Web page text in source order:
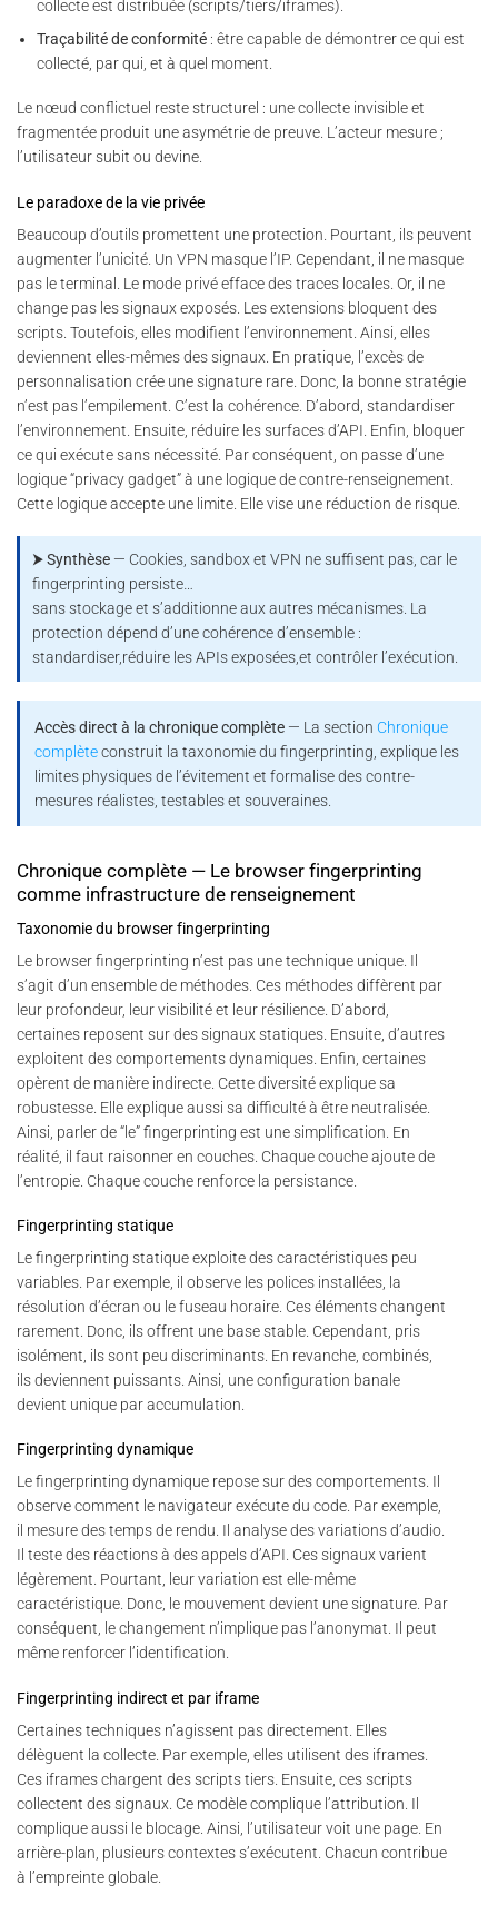
collecte est distribuée (scripts/tiers/iframes).
Traçabilité de conformité : être capable de démontrer ce qui est
collecté, par qui, et à quel moment.
Le nœud conflictuel reste structurel : une collecte invisible et
fragmentée produit une asymétrie de preuve. L’acteur mesure ;
l’utilisateur subit ou devine.
Le paradoxe de la vie privée
Beaucoup d’outils promettent une protection. Pourtant, ils peuvent
augmenter l’unicité. Un VPN masque l’IP. Cependant, il ne masque
pas le terminal. Le mode privé efface des traces locales. Or, il ne
change pas les signaux exposés. Les extensions bloquent des
scripts. Toutefois, elles modifient l’environnement. Ainsi, elles
deviennent elles-mêmes des signaux. En pratique, l’excès de
personnalisation crée une signature rare. Donc, la bonne stratégie
n’est pas l’empilement. C’est la cohérence. D’abord, standardiser
l’environnement. Ensuite, réduire les surfaces d’API. Enfin, bloquer
ce qui exécute sans nécessité. Par conséquent, on passe d’une
logique “privacy gadget” à une logique de contre-renseignement.
Cette logique accepte une limite. Elle vise une réduction de risque.
⮞ Synthèse— Cookies, sandbox et VPN ne suffisent pas, car le
fingerprinting persiste…
sans stockage et s’additionne aux autres mécanismes. La
protection dépend d’une cohérence d’ensemble :
standardiser,réduire les APIs exposées,et contrôler l’exécution.
Accès direct à la chronique complète— La section Chronique
complèteconstruit la taxonomie du fingerprinting, explique les
limites physiques de l’évitement et formalise des contre-
mesures réalistes, testables et souveraines.
Chronique complète — Le browser fingerprinting
comme infrastructure de renseignement
Taxonomie du browser fingerprinting
Le browser fingerprinting n’est pas une technique unique. Il
s’agit d’un ensemble de méthodes. Ces méthodes diffèrent par
leur profondeur, leur visibilité et leur résilience. D’abord,
certaines reposent sur des signaux statiques. Ensuite, d’autres
exploitent des comportements dynamiques. Enfin, certaines
opèrent de manière indirecte. Cette diversité explique sa
robustesse. Elle explique aussi sa difficulté à être neutralisée.
Ainsi, parler de “le” fingerprinting est une simplification. En
réalité, il faut raisonner en couches. Chaque couche ajoute de
l’entropie. Chaque couche renforce la persistance.
Fingerprinting statique
Le fingerprinting statique exploite des caractéristiques peu
variables. Par exemple, il observe les polices installées, la
résolution d’écran ou le fuseau horaire. Ces éléments changent
rarement. Donc, ils offrent une base stable. Cependant, pris
isolément, ils sont peu discriminants. En revanche, combinés,
ils deviennent puissants. Ainsi, une configuration banale
devient unique par accumulation.
Fingerprinting dynamique
Le fingerprinting dynamique repose sur des comportements. Il
observe comment le navigateur exécute du code. Par exemple,
il mesure des temps de rendu. Il analyse des variations d’audio.
Il teste des réactions à des appels d’API. Ces signaux varient
légèrement. Pourtant, leur variation est elle-même
caractéristique. Donc, le mouvement devient une signature. Par
conséquent, le changement n’implique pas l’anonymat. Il peut
même renforcer l’identification.
Fingerprinting indirect et par iframe
Certaines techniques n’agissent pas directement. Elles
délèguent la collecte. Par exemple, elles utilisent des iframes.
Ces iframes chargent des scripts tiers. Ensuite, ces scripts
collectent des signaux. Ce modèle complique l’attribution. Il
complique aussi le blocage. Ainsi, l’utilisateur voit une page. En
arrière-plan, plusieurs contextes s’exécutent. Chacun contribue
à l’empreinte globale.